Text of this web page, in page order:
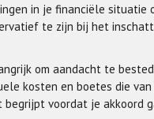
in je financiële
te zijn bij het
om aandacht te
kosten en boetes die
begrijpt voordat je akkoord